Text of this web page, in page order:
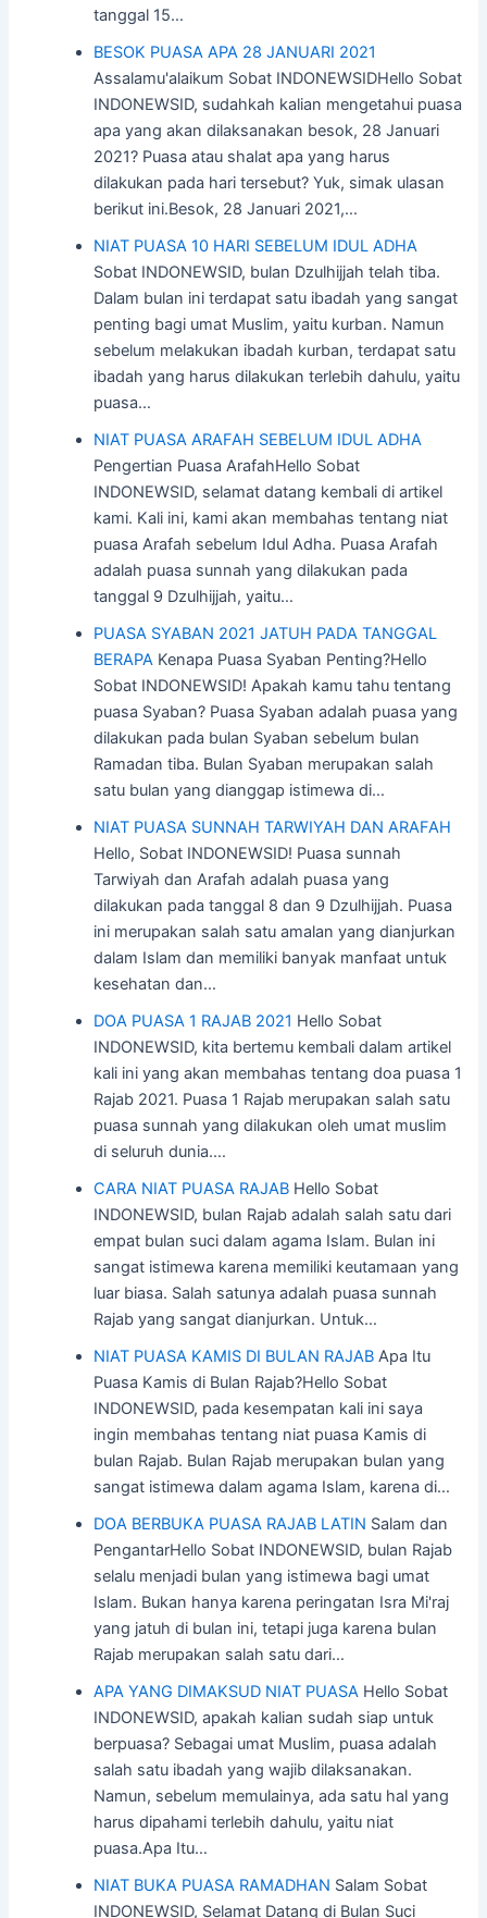
tanggal 15…
BESOK PUASA APA 28 JANUARI 2021
Assalamu'alaikum Sobat INDONEWSIDHello Sobat
INDONEWSID, sudahkah kalian mengetahui puasa
apa yang akan dilaksanakan besok, 28 Januari
2021? Puasa atau shalat apa yang harus
dilakukan pada hari tersebut? Yuk, simak ulasan
berikut ini.Besok, 28 Januari 2021,…
NIAT PUASA 10 HARI SEBELUM IDUL ADHA
Sobat INDONEWSID, bulan Dzulhijjah telah tiba.
Dalam bulan ini terdapat satu ibadah yang sangat
penting bagi umat Muslim, yaitu kurban. Namun
sebelum melakukan ibadah kurban, terdapat satu
ibadah yang harus dilakukan terlebih dahulu, yaitu
puasa…
NIAT PUASA ARAFAH SEBELUM IDUL ADHA
Pengertian Puasa ArafahHello Sobat
INDONEWSID, selamat datang kembali di artikel
kami. Kali ini, kami akan membahas tentang niat
puasa Arafah sebelum Idul Adha. Puasa Arafah
adalah puasa sunnah yang dilakukan pada
tanggal 9 Dzulhijjah, yaitu…
PUASA SYABAN 2021 JATUH PADA TANGGAL
BERAPA Kenapa Puasa Syaban Penting?Hello
Sobat INDONEWSID! Apakah kamu tahu tentang
puasa Syaban? Puasa Syaban adalah puasa yang
dilakukan pada bulan Syaban sebelum bulan
Ramadan tiba. Bulan Syaban merupakan salah
satu bulan yang dianggap istimewa di…
NIAT PUASA SUNNAH TARWIYAH DAN ARAFAH
Hello, Sobat INDONEWSID! Puasa sunnah
Tarwiyah dan Arafah adalah puasa yang
dilakukan pada tanggal 8 dan 9 Dzulhijjah. Puasa
ini merupakan salah satu amalan yang dianjurkan
dalam Islam dan memiliki banyak manfaat untuk
kesehatan dan…
DOA PUASA 1 RAJAB 2021 Hello Sobat
INDONEWSID, kita bertemu kembali dalam artikel
kali ini yang akan membahas tentang doa puasa 1
Rajab 2021. Puasa 1 Rajab merupakan salah satu
puasa sunnah yang dilakukan oleh umat muslim
di seluruh dunia.…
CARA NIAT PUASA RAJAB Hello Sobat
INDONEWSID, bulan Rajab adalah salah satu dari
empat bulan suci dalam agama Islam. Bulan ini
sangat istimewa karena memiliki keutamaan yang
luar biasa. Salah satunya adalah puasa sunnah
Rajab yang sangat dianjurkan. Untuk…
NIAT PUASA KAMIS DI BULAN RAJAB Apa Itu
Puasa Kamis di Bulan Rajab?Hello Sobat
INDONEWSID, pada kesempatan kali ini saya
ingin membahas tentang niat puasa Kamis di
bulan Rajab. Bulan Rajab merupakan bulan yang
sangat istimewa dalam agama Islam, karena di…
DOA BERBUKA PUASA RAJAB LATIN Salam dan
PengantarHello Sobat INDONEWSID, bulan Rajab
selalu menjadi bulan yang istimewa bagi umat
Islam. Bukan hanya karena peringatan Isra Mi'raj
yang jatuh di bulan ini, tetapi juga karena bulan
Rajab merupakan salah satu dari…
APA YANG DIMAKSUD NIAT PUASA Hello Sobat
INDONEWSID, apakah kalian sudah siap untuk
berpuasa? Sebagai umat Muslim, puasa adalah
salah satu ibadah yang wajib dilaksanakan.
Namun, sebelum memulainya, ada satu hal yang
harus dipahami terlebih dahulu, yaitu niat
puasa.Apa Itu…
NIAT BUKA PUASA RAMADHAN Salam Sobat
INDONEWSID, Selamat Datang di Bulan Suci